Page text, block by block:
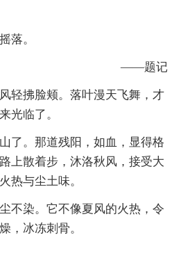
落。
——题记
轻拂脸颊。落叶漫天飞舞，才
光临了。
了。那道残阳，如血，显得格
上散着步，沐洛秋风，接受大
热与尘土味。
不染。它不像夏风的火热，令
，冰冻刺骨。